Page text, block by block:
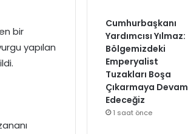
bir
yapılan
Cumhurbaşkanı
Yardımcısı Yılmaz:
Bölgemizdeki
Emperyalist
Tuzakları Boşa
Çıkarmaya Devam
Edeceğiz
1 saat önce